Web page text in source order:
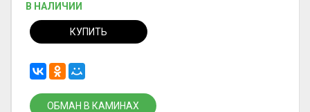
В НАЛИЧИИ
КУПИТЬ
ОБМАН В КАМИНАХ